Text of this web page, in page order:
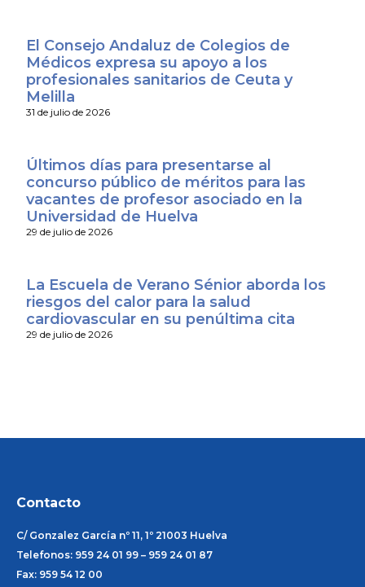
El Consejo Andaluz de Colegios de
Médicos expresa su apoyo a los
profesionales sanitarios de Ceuta y
Melilla
31 de julio de 2026
Últimos días para presentarse al
concurso público de méritos para las
vacantes de profesor asociado en la
Universidad de Huelva
29 de julio de 2026
La Escuela de Verano Sénior aborda los
riesgos del calor para la salud
cardiovascular en su penúltima cita
29 de julio de 2026
Contacto
C/ Gonzalez García nº 11, 1º 21003 Huelva
Telefonos: 959 24 01 99 – 959 24 01 87
Fax: 959 54 12 00